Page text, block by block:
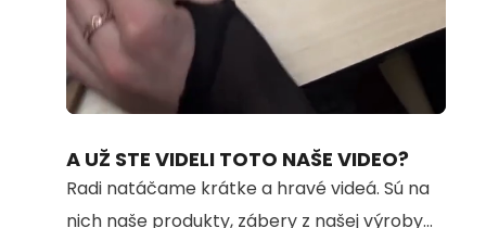
100.00%
A UŽ STE VIDELI TOTO NAŠE VIDEO?
Radi natáčame krátke a hravé videá. Sú na
nich naše produkty, zábery z našej výroby...